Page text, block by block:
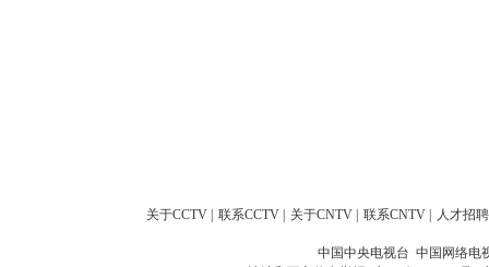
关于CCTV 联系CCTV 关于CNTV 联系CNTV 人才招聘
中国中央电视台 中国网络电